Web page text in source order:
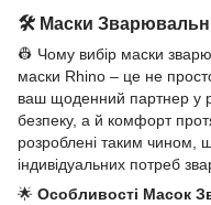
🛠️ Маски
👷 Чому вибір маски
маски Rhino – це не
ваш щоденний партнер у
безпеку, а й комфорт
розроблені таким чином,
індивідуальних потреб
🌟 Особливості Масок